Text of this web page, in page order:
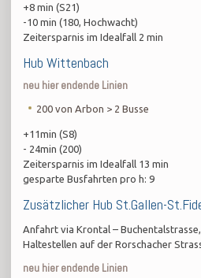
+8 min (S21)
-10 min (180, Hochwacht)
Zeitersparnis im Idealfall 2 min
Hub Wittenbach
neu hier endende Linien
200 von Arbon > 2 Busse
+11min (S8)
- 24min (200)
Zeitersparnis im Idealfall 13 min
gesparte Busfahrten pro h: 9
Zusätzlicher Hub St.Gallen-
Anfahrt via Krontal –
Haltestellen auf der Rorschacher
neu hier endende Linien